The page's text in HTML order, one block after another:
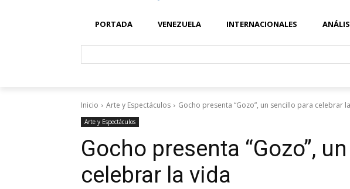
PORTADA VENEZUELA INTERNACIONALES
Inicio Arte y Espectáculos Gocho presenta “Gozo”, un sencillo para celebrar
Arte y Espectáculos
Gocho presenta “Gozo”,
celebrar la vida